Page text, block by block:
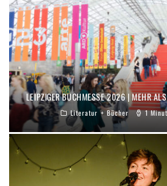
LEIPZIGER BUCHMESSE 2026 | MEHR
Literatur + Bücher 1